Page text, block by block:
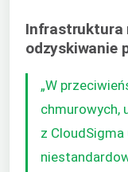
Infrastruktura
odzyskiwanie
„W
chmurowych,
z